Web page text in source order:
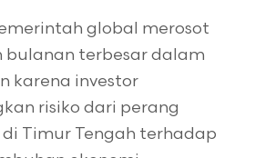
global merosot
bulanan terbesar dalam
karena investor
risiko dari perang
Timur Tengah terhadap